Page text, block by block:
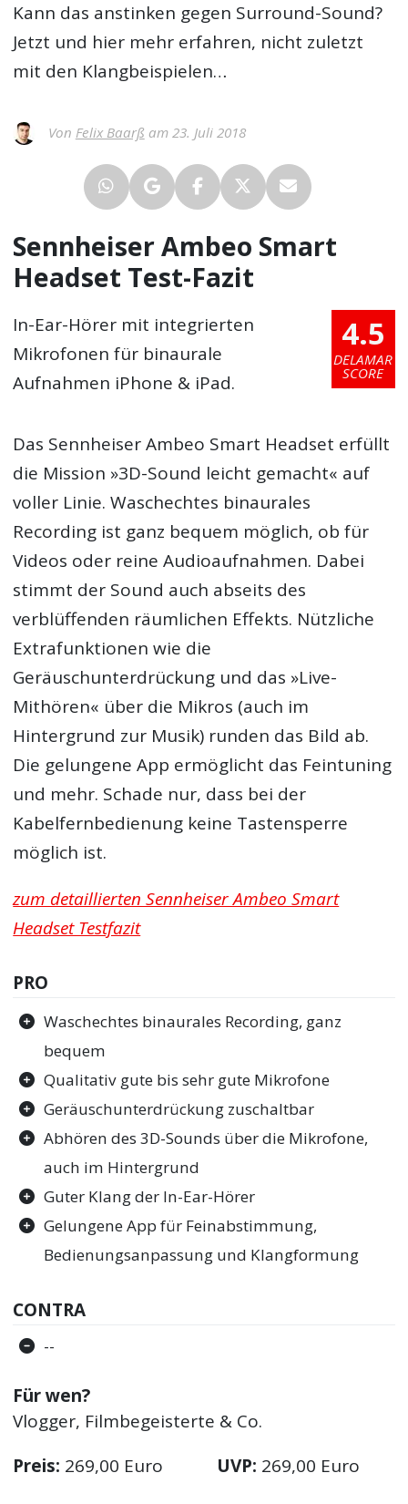
Kann das anstinken gegen Surround-Sound?
Jetzt und hier mehr erfahren, nicht zuletzt
mit den Klangbeispielen…
Von Felix Baarß am 23. Juli 2018
Sennheiser Ambeo Smart
Headset Test-Fazit
4.5
DELAMAR
SCORE
In-Ear-Hörer mit integrierten
Mikrofonen für binaurale
Aufnahmen iPhone & iPad.
Das Sennheiser Ambeo Smart Headset erfüllt
die Mission »3D-Sound leicht gemacht« auf
voller Linie. Waschechtes binaurales
Recording ist ganz bequem möglich, ob für
Videos oder reine Audioaufnahmen. Dabei
stimmt der Sound auch abseits des
verblüffenden räumlichen Effekts. Nützliche
Extrafunktionen wie die
Geräuschunterdrückung und das »Live-
Mithören« über die Mikros (auch im
Hintergrund zur Musik) runden das Bild ab.
Die gelungene App ermöglicht das Feintuning
und mehr. Schade nur, dass bei der
Kabelfernbedienung keine Tastensperre
möglich ist.
zum detaillierten Sennheiser Ambeo Smart
Headset Testfazit
PRO
Waschechtes binaurales Recording, ganz
bequem
Qualitativ gute bis sehr gute Mikrofone
Geräuschunterdrückung zuschaltbar
Abhören des 3D-Sounds über die Mikrofone,
auch im Hintergrund
Guter Klang der In-Ear-Hörer
Gelungene App für Feinabstimmung,
Bedienungsanpassung und Klangformung
CONTRA
--
Für wen?
Vlogger, Filmbegeisterte & Co.
Preis: 269,00 Euro UVP: 269,00 Euro